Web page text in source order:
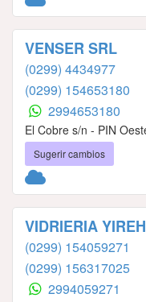
VENSER SRL
(0299) 4434977
(0299) 154653180
2994653180
El Cobre s/n - PIN
Sugerir cambios
VIDRIERIA YIREH
(0299) 154059271
(0299) 156317025
2994059271